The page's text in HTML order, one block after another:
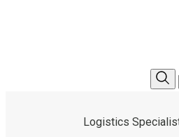
Logistics Specialist